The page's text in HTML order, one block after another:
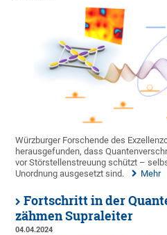
Würzburger Forschende des
herausgefunden, dass
vor Störstellenstreuung schützt –
Unordnung ausgesetzt sind.
Mehr
Fortschritt in der
zähmen Supraleiter
04.04.2024